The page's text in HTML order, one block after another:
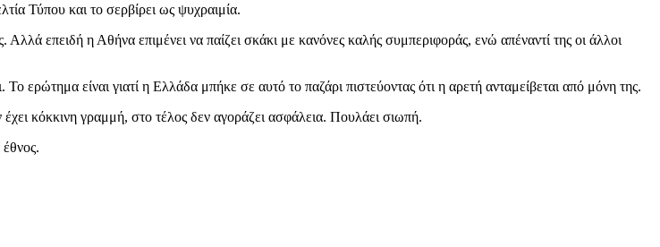
Τύπου και το σερβίρει ως ψυχραιμία.
επειδή η Αθήνα επιμένει να παίζει σκάκι με κανόνες καλής συμπεριφοράς, ενώ απέναντί της οι άλλοι
είναι γιατί η Ελλάδα μπήκε σε αυτό το παζάρι πιστεύοντας ότι η αρετή ανταμείβεται από μόνη της.
έχει κόκκινη γραμμή, στο τέλος δεν αγοράζει ασφάλεια. Πουλάει σιωπή.